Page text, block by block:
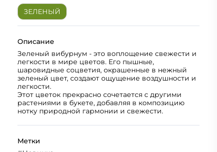
ЗЕЛЕНЫЙ
Описание
Зеленый вибурнум - это воплощение свежести и
легкости в мире цветов. Его пышные,
шаровидные соцветия, окрашенные в нежный
зеленый цвет, создают ощущение воздушности и
легкости.
Этот цветок прекрасно сочетается с другими
растениями в букете, добавляя в композицию
нотку природной гармонии и свежести.
Метки